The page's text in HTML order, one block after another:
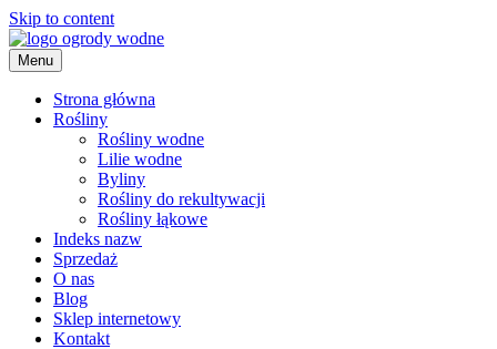
Skip to content
ogrody wodne
Menu
Strona główna
Rośliny
Rośliny wodne
Lilie wodne
Byliny
Rośliny do rekultywacji
Rośliny łąkowe
Indeks nazw
Sprzedaż
O nas
Blog
Sklep internetowy
Kontakt